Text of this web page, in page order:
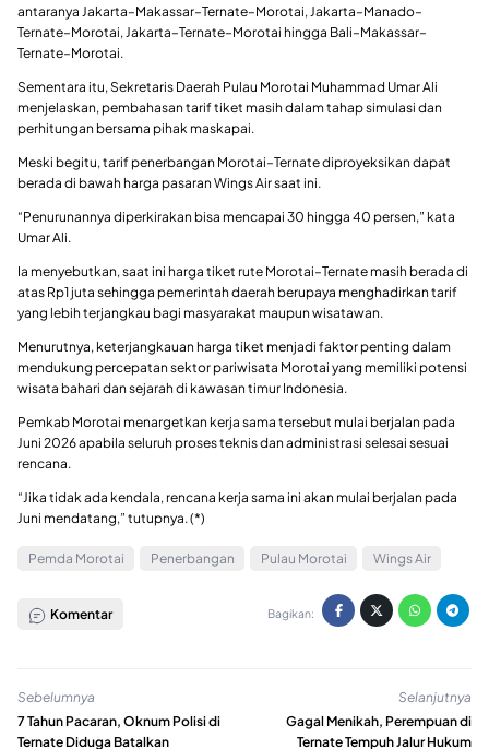
antaranya Jakarta–Makassar–Ternate–Morotai, Jakarta–Manado–
Ternate–Morotai, Jakarta–Ternate–Morotai hingga Bali–Makassar–
Ternate–Morotai.
Sementara itu, Sekretaris Daerah Pulau Morotai Muhammad Umar Ali
menjelaskan, pembahasan tarif tiket masih dalam tahap simulasi dan
perhitungan bersama pihak maskapai.
Meski begitu, tarif penerbangan Morotai–Ternate diproyeksikan dapat
berada di bawah harga pasaran Wings Air saat ini.
“Penurunannya diperkirakan bisa mencapai 30 hingga 40 persen,” kata
Umar Ali.
Ia menyebutkan, saat ini harga tiket rute Morotai–Ternate masih berada di
atas Rp1 juta sehingga pemerintah daerah berupaya menghadirkan tarif
yang lebih terjangkau bagi masyarakat maupun wisatawan.
Menurutnya, keterjangkauan harga tiket menjadi faktor penting dalam
mendukung percepatan sektor pariwisata Morotai yang memiliki potensi
wisata bahari dan sejarah di kawasan timur Indonesia.
Pemkab Morotai menargetkan kerja sama tersebut mulai berjalan pada
Juni 2026 apabila seluruh proses teknis dan administrasi selesai sesuai
rencana.
“Jika tidak ada kendala, rencana kerja sama ini akan mulai berjalan pada
Juni mendatang,” tutupnya. (*)
Pemda Morotai Penerbangan Pulau Morotai Wings Air
Komentar Bagikan:
Sebelumnya
7 Tahun Pacaran, Oknum Polisi di
Ternate Diduga Batalkan
Selanjutnya
Gagal Menikah, Perempuan di
Ternate Tempuh Jalur Hukum